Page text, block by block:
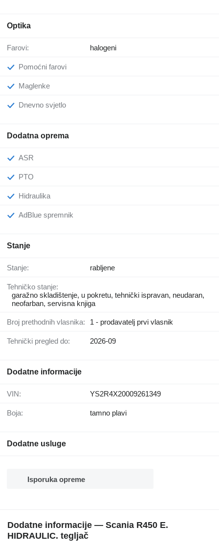
Optika
Farovi: halogeni
Pomoćni farovi
Maglenke
Dnevno svjetlo
Dodatna oprema
ASR
PTO
Hidraulika
AdBlue spremnik
Stanje
Stanje: rabljene
Tehničko stanje:
garažno skladištenje, u pokretu, tehnički ispravan, neudaran,
neofarban, servisna knjiga
Broj prethodnih vlasnika: 1 - prodavatelj prvi vlasnik
Tehnički pregled do: 2026-09
Dodatne informacije
VIN: YS2R4X20009261349
Boja: tamno plavi
Dodatne usluge
Isporuka opreme
Dodatne informacije — Scania R450 E.
HIDRAULIC. tegljač